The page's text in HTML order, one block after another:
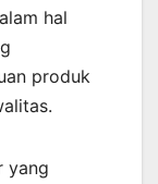
hal
produk
yang